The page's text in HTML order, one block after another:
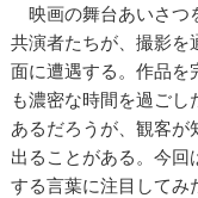
映画の舞台あいさつ
共演者たちが、撮影を
面に遭遇する。作品を
も濃密な時間を過ご
あるだろうが、観客が
出ることがある。今
する言葉に注目してみ